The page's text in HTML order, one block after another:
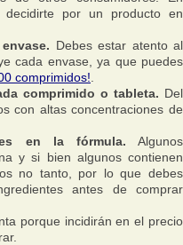
por un producto en
Debes estar atento al
cada envase, ya que puedes
comprimidos!
comprimido o tableta. Del
con altas concentraciones de
en la fórmula. Algunos
y si bien algunos contienen
no tanto, por lo que debes
antes de comprar
porque incidirán en el precio